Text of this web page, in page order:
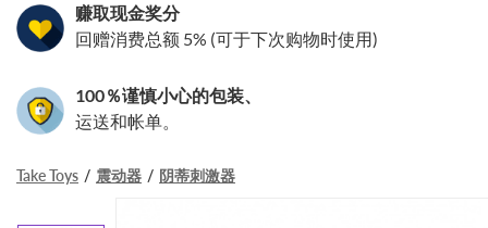
赚取现金奖分
回赠消费总额 5% (可于下次购物时使用)
100％谨慎小心的包装、
运送和帐单。
Take Toys 震动器 阴蒂刺激器